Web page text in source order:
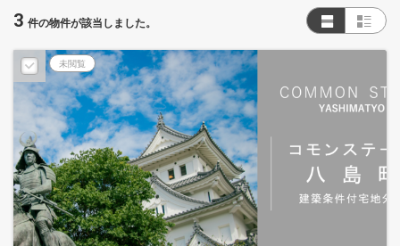
3 件の物件が該当しました。
未閲覧